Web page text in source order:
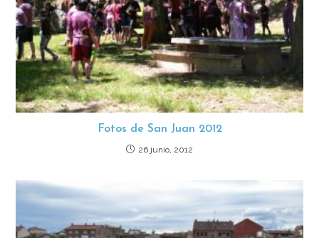
Fotos de San Juan 2012
26 junio, 2012